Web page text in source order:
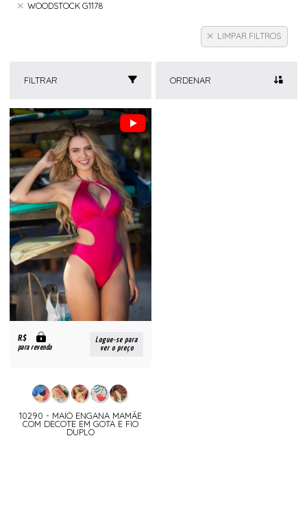
WOODSTOCK G1178
LIMPAR FILTROS
FILTRAR ORDENAR
R$
para revenda
Logue-se para
ver o preço
10290 - MAIÔ ENGANA MAMÃE
COM DECOTE EM GOTA E FIO
DUPLO